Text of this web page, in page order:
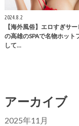
2024.8.2
【海外風俗】エロすぎサ
の高雄のSPAで名物ホッ
して…
アーカイブ
2025年11月